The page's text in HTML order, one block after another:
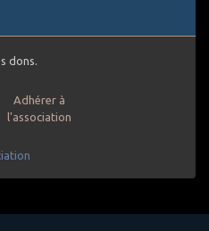
dons.
Adhérer à
l'association